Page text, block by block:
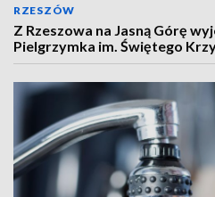
RZESZÓW
Z Rzeszowa na Jasną Górę
Pielgrzymka im. Świętego